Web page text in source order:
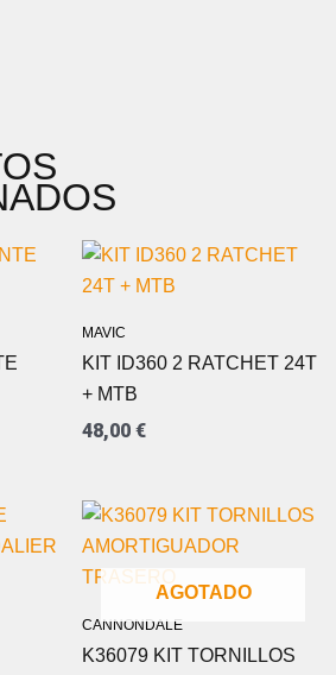
MAVIC
KIT ID360 2 RATCHET 24T
+ MTB
48,00 €
AGOTADO
CANNONDALE
K36079 KIT TORNILLOS